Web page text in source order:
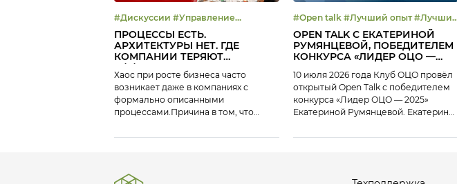
#Дискуссии #Управление
эффективностью
ПРОЦЕССЫ ЕСТЬ.
АРХИТЕКТУРЫ НЕТ. ГДЕ
КОМПАНИИ ТЕРЯЮТ
ЭФФЕКТИВНОСТЬ, ДАЖЕ НЕ
ЗАМЕЧАЯ ЭТОГО?
Хаос при росте бизнеса часто
возникает даже в компаниях с
формально описанными
процессами.Причина в том, что
равно наличию архитектуры,
16 июля на платформе Клуба ЭБС мы
#Open talk #Лучший опыт #Лучший
ОЦО
OPEN TALK С ЕКАТЕРИНОЙ
РУМЯНЦЕВОЙ, ПОБЕДИТЕЛЕМ
КОНКУРСА «ЛИДЕР ОЦО —
10 июля 2026 года Клуб ОЦО провёл
открытый Open Talk с победителем
конкурса «Лидер ОЦО — 2025»
Екатериной Румянцевой. Екатерина
индустрии ОЦО — около 14 лет: 7 лет